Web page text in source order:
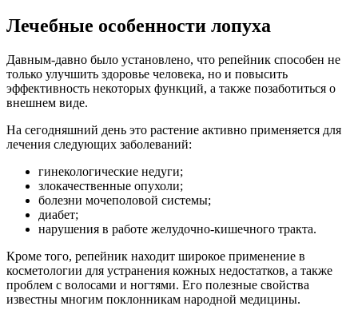
Лечебные особенности лопуха
Давным-давно было установлено, что репейник способен не
только улучшить здоровье человека, но и повысить
эффективность некоторых функций, а также позаботиться о
внешнем виде.
На сегодняшний день это растение активно применяется для
лечения следующих заболеваний:
гинекологические недуги;
злокачественные опухоли;
болезни мочеполовой системы;
диабет;
нарушения в работе желудочно-кишечного тракта.
Кроме того, репейник находит широкое применение в
косметологии для устранения кожных недостатков, а также
проблем с волосами и ногтями. Его полезные свойства
известны многим поклонникам народной медицины.